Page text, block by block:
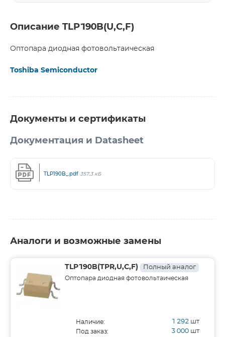
Описание TLP190B(U,C,F)
Оптопара диодная фотовольтаическая
Toshiba Semiconductor
Документы и сертификаты
Документация и Datasheet
TLP190B_.pdf 357,3 кБ
Аналоги и возможные замены
TLP190B(TPR,U,C,F) Полный аналог
Оптопара диодная фотовольтаическая
Наличие: 1 292 шт
Под заказ: 3 000 шт